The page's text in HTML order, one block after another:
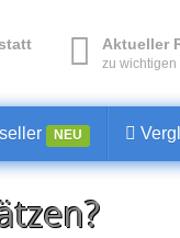
Aktueller
zu wichtigen
NEU